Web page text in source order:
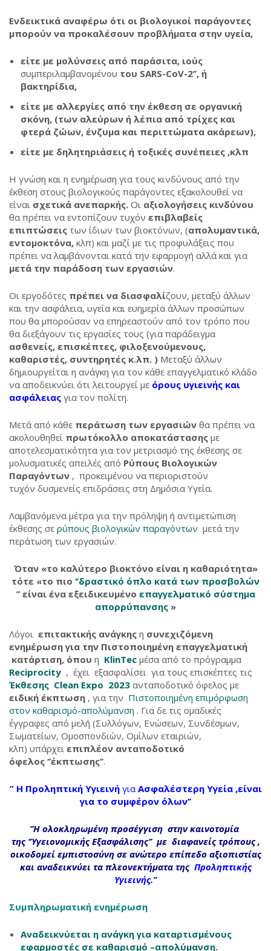
Ενδεικτικά αναφέρω ότι οι βιολογικοί παράγοντες
μπορούν να προκαλέσουν προβλήματα στην υγεία,
είτε με μολύνσεις από παράσιτα, ιούς
συμπεριλαμβανομένου του SARS-CoV-2’’, ή
βακτηρίδια,
είτε με αλλεργίες από την έκθεση σε οργανική
σκόνη, (των αλεύρων ή λέπια από τρίχες και
φτερά ζώων, ένζυμα και περιττώματα ακάρεων),
είτε με δηλητηριάσεις ή τοξικές συνέπειες ,κλπ
Η γνώση και η ενημέρωση για τους κινδύνους από την
έκθεση στους βιολογικούς παράγοντες εξακολουθεί να
είναι σχετικά ανεπαρκής. Οι αξιολογήσεις κινδύνου
θα πρέπει να εντοπίζουν τυχόν επιβλαβείς
επιπτώσεις των ίδιων των βιοκτόνων, (απολυμαντικά,
εντομοκτόνα, κλπ) και μαζί με τις προφυλάξεις που
πρέπει να λαμβάνονται κατά την εφαρμογή αλλά και για
μετά την παράδοση των εργασιών.
Οι εργοδότες πρέπει να διασφαλίζουν, μεταξύ άλλων
και την ασφάλεια, υγεία και ευημερία άλλων προσώπων
που θα μπορούσαν να επηρεαστούν από τον τρόπο που
θα διεξάγουν τις εργασίες τους (για παράδειγμα
ασθενείς, επισκέπτες, φιλοξενούμενους,
καθαριστές, συντηρητές κ.λπ. ) Μεταξύ άλλων
δημιουργείται η ανάγκη για τον κάθε επαγγελματικό κλάδο
να αποδεικνύει ότι λειτουργεί με όρους υγιεινής και
ασφάλειας για τον πολίτη.
Μετά από κάθε περάτωση των εργασιών θα πρέπει να
ακολουθηθεί πρωτόκολλο αποκατάστασης με
αποτελεσματικότητα για τον μετριασμό της έκθεσης σε
μολυσματικές απειλές από Ρύπους Βιολογικών
Παραγόντων , προκειμένου να περιοριστούν
τυχόν δυσμενείς επιδράσεις στη Δημόσια Υγεία.
Λαμβανόμενα μέτρα για την πρόληψη ή αντιμετώπιση
έκθεσης σε ρύπους βιολογικών παραγόντων μετά την
περάτωση των εργασιών.
Όταν «το καλύτερο βιοκτόνο είναι η καθαριότητα»
τότε «το πιο ‘’δραστικό όπλο κατά των προσβολών
’’ είναι ένα εξειδικευμένο επαγγελματικό σύστημα
απορρύπανσης »
Λόγοι επιτακτικής ανάγκης η συνεχιζόμενη
ενημέρωση για την Πιστοποιημένη επαγγελματική
κατάρτιση, όπου η KlinTec μέσα από το πρόγραμμα
Reciprocity , έχει εξασφαλίσει για τους επισκέπτες τις
Έκθεσης Clean Expo 2023 ανταποδοτικό όφελος με
ειδική έκπτωση , για την Πιστοποιημένη επιμόρφωση
στον καθαρισμό-απολύμανση . Για δε τις ομαδικές
έγγραφες από μελή (Συλλόγων, Ενώσεων, Συνδέσμων,
Σωματείων, Ομοσπονδιών, Ομίλων εταιριών,
κλπ) υπάρχει επιπλέον ανταποδοτικό
όφελος ‘’έκπτωσης’’.
” Η Προληπτική Υγιεινή γιαΑσφαλέστερη Υγεία ,είναι
για το συμφέρον όλων’’
’’Η ολοκληρωμένη προσέγγιση στηνκαινοτομία
της ‘’Υγειονομικής Εξασφάλισης’’ με διαφανείς τρόπους ,
οικοδομεί εμπιστοσύνη σε ανώτερο επίπεδο αξιοπιστίας
και αναδεικνύει τα πλεονεκτήματα της Προληπτικής
Υγιεινής.’’
Συμπληρωματική ενημέρωση
Αναδεικνύεται η ανάγκη για καταρτισμένους
εφαρμοστές σε καθαρισμό –απολύμανση.